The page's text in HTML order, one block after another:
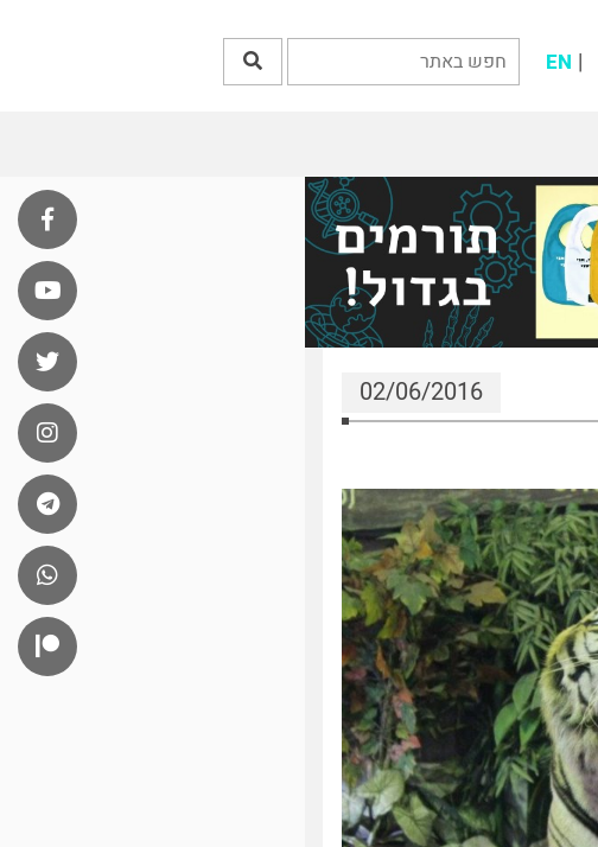
EN
02/06/2016